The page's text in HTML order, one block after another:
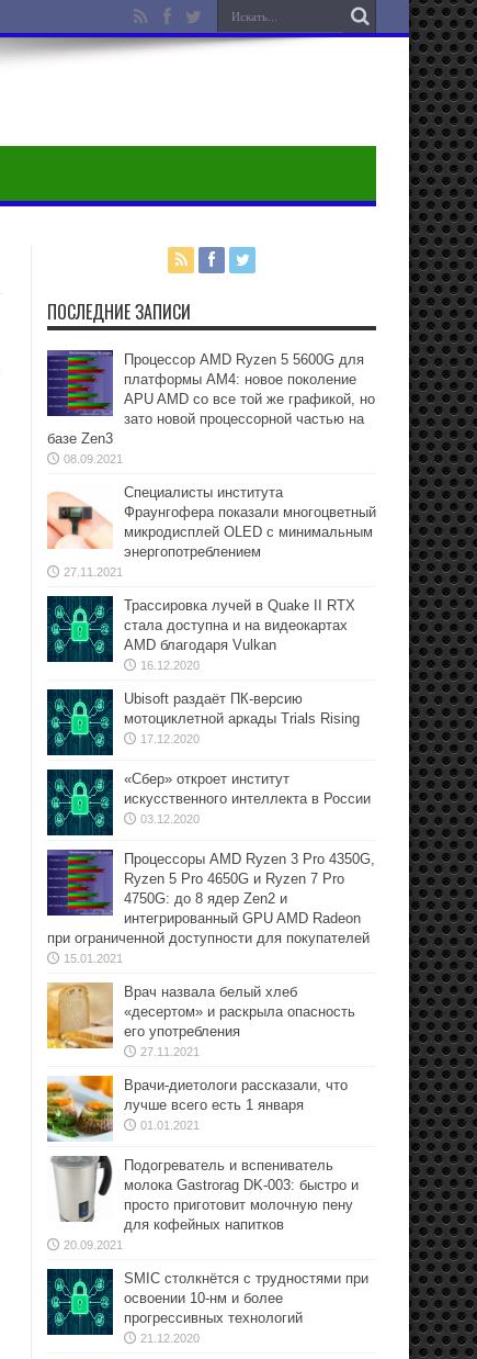
ПОСЛЕДНИЕ ЗАПИСИ
Процессор AMD Ryzen 5 5600G для
платформы АМ4: новое поколение
APU AMD со все той же графикой, но
зато новой процессорной частью на
базе Zen3
08.09.2021
Специалисты института
Фраунгофера показали многоцветный
микродисплей OLED с минимальным
энергопотреблением
27.11.2021
Трассировка лучей в Quake II RTX
стала доступна и на видеокартах
AMD благодаря Vulkan
16.12.2020
Ubisoft раздаёт ПК-версию
мотоциклетной аркады Trials Rising
17.12.2020
«Сбер» откроет институт
искусственного интеллекта в России
03.12.2020
Процессоры AMD Ryzen 3 Pro 4350G,
Ryzen 5 Pro 4650G и Ryzen 7 Pro
4750G: до 8 ядер Zen2 и
интегрированный GPU AMD Radeon
при ограниченной доступности для покупателей
15.01.2021
Врач назвала белый хлеб
«десертом» и раскрыла опасность
его употребления
27.11.2021
Врачи-диетологи рассказали, что
лучше всего есть 1 января
01.01.2021
Подогреватель и вспениватель
молока Gastrorag DK-003: быстро и
просто приготовит молочную пену
для кофейных напитков
20.09.2021
SMIC столкнётся с трудностями при
освоении 10-нм и более
прогрессивных технологий
21.12.2020